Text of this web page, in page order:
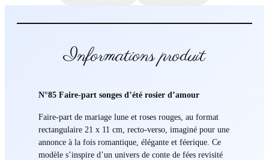
Informations produit
N°85 Faire-part songes d’été rosier d’amour
Faire-part de mariage lune et roses rouges, au format
rectangulaire 21 x 11 cm, recto-verso, imaginé pour une
annonce à la fois romantique, élégante et féerique. Ce
modèle s’inspire d’un univers de conte de fées revisité